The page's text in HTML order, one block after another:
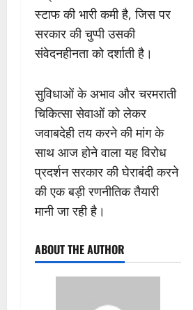
स्टाफ की भारी कमी है, जिस पर
सरकार की चुप्पी उसकी
संवेदनहीनता को दर्शाती है।
सुविधाओं के अभाव और चरमराती
चिकित्सा सेवाओं को लेकर
जवाबदेही तय करने की मांग के
साथ आज होने वाला यह विरोध
प्रदर्शन सरकार की घेराबंदी करने
की एक बड़ी रणनीतिक तैयारी
मानी जा रही है।
ABOUT THE AUTHOR